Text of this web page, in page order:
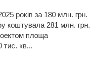
років за 180 млн. грн.
коштувала 281 млн. грн.
площа
тис. кв...